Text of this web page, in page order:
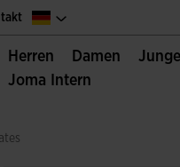
Herren Damen
Joma Intern